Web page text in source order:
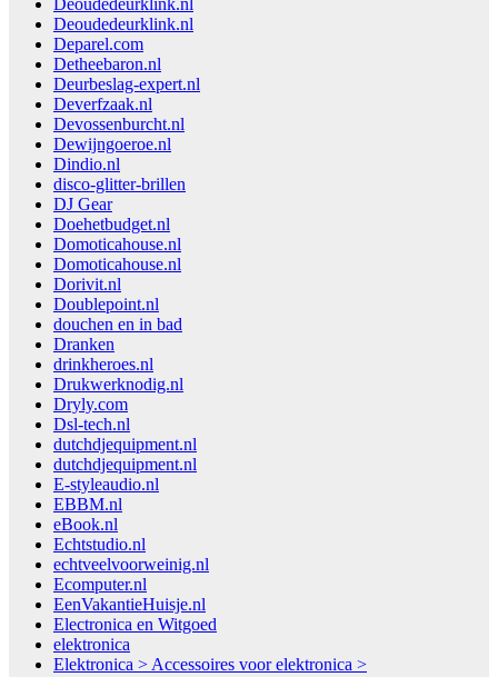
Deoudedeurklink.nl
Deoudedeurklink.nl
Deparel.com
Detheebaron.nl
Deurbeslag-expert.nl
Deverfzaak.nl
Devossenburcht.nl
Dewijngoeroe.nl
Dindio.nl
disco-glitter-brillen
DJ Gear
Doehetbudget.nl
Domoticahouse.nl
Domoticahouse.nl
Dorivit.nl
Doublepoint.nl
douchen en in bad
Dranken
drinkheroes.nl
Drukwerknodig.nl
Dryly.com
Dsl-tech.nl
dutchdjequipment.nl
dutchdjequipment.nl
E-styleaudio.nl
EBBM.nl
eBook.nl
Echtstudio.nl
echtveelvoorweinig.nl
Ecomputer.nl
EenVakantieHuisje.nl
Electronica en Witgoed
elektronica
Elektronica > Accessoires voor elektronica >